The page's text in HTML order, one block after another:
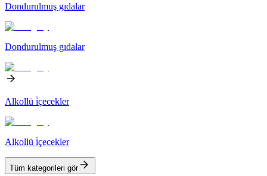
Dondurulmuş gıdalar
Dondurulmuş gıdalar
Alkollü i̇çecekler
Alkollü i̇çecekler
Tüm kategorileri gör